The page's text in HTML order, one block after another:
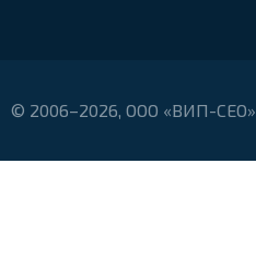
© 2006–2026, ООО «ВИП-СЕО»